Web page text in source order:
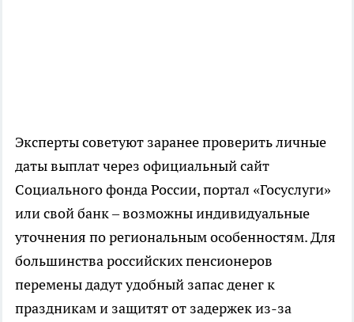
Эксперты советуют заранее проверить личные
даты выплат через официальный сайт
Социального фонда России, портал «Госуслуги»
или свой банк – возможны индивидуальные
уточнения по региональным особенностям. Для
большинства российских пенсионеров
перемены дадут удобный запас денег к
праздникам и защитят от задержек из-за